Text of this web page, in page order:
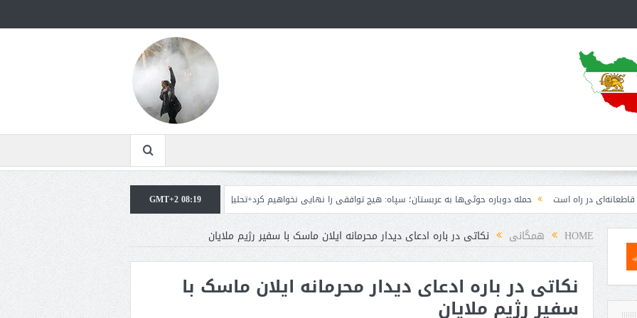
راه است حمله دوباره حوثی‌ها به عربستان؛ سپاه: هیچ توافقی را نهایی نخواهیم کرد+تحلیل ترامپ: سرمایه‌گذاران دریافته‌اند که آمریکا در حال پیروزی است
GMT+2 08:19
HOME همگانی نکاتی در باره ادعای دیدار محرمانه ایلان ماسک با سفیر رژیم ملایان
نکاتی در باره ادعای دیدار محرمانه ایلان ماسک با
سفیر رژیم ملایان